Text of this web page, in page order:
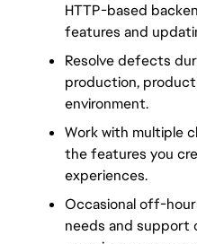
HTTP-based
features and
Resolve defects
production,
environment.
Work with multiple
the features you
experiences.
Occasional off-
needs and support